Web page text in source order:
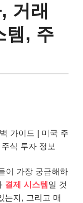
거래
템, 주
가이드 | 미국 주
식 투자 정보
이 가장 궁금해하
결제 시스템 일 것
는지, 그리고 매